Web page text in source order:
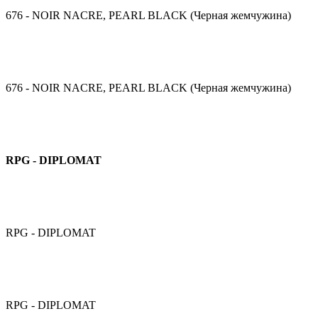
676 - NOIR NACRE, PEARL BLACK (Черная жемчужина)
676 - NOIR NACRE, PEARL BLACK (Черная жемчужина)
RPG - DIPLOMAT
RPG - DIPLOMAT
RPG - DIPLOMAT